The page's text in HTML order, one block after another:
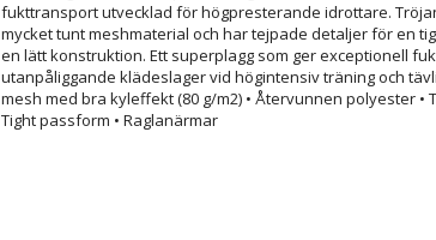
fukttransport utvecklad för högpresterande idrottare.
mycket tunt meshmaterial och har tejpade detaljer för en
en lätt konstruktion. Ett superplagg som ger exceptionell
utanpåliggande klädeslager vid högintensiv träning och
mesh med bra kyleffekt (80 g/m2) • Återvunnen polyester •
Tight passform • Raglanärmar